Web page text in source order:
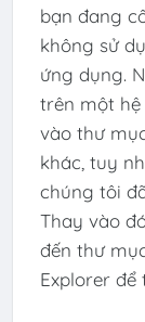
bạn đang
không sử
ứng dụng.
trên một
vào thư
khác, tuy
chúng tôi
Thay vào
đến thư
Explorer để